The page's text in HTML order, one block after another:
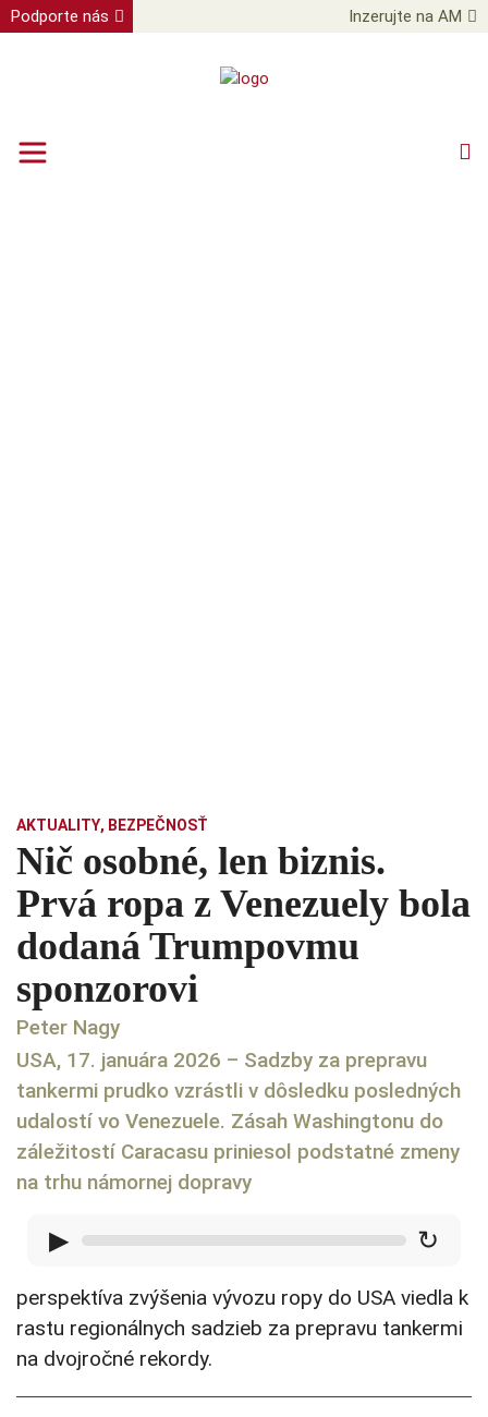
Podporte nás Inzerujte na AM
AKTUALITY, BEZPEČNOSŤ
Nič osobné, len biznis.
Prvá ropa z Venezuely bola
dodaná Trumpovmu
sponzorovi
Peter Nagy
USA, 17. januára 2026 – Sadzby za prepravu
tankermi prudko vzrástli v dôsledku posledných
udalostí vo Venezuele. Zásah Washingtonu do
záležitostí Caracasu priniesol podstatné zmeny
na trhu námornej dopravy
▶ ↻
perspektíva zvýšenia vývozu ropy do USA viedla k
rastu regionálnych sadzieb za prepravu tankermi
na dvojročné rekordy.